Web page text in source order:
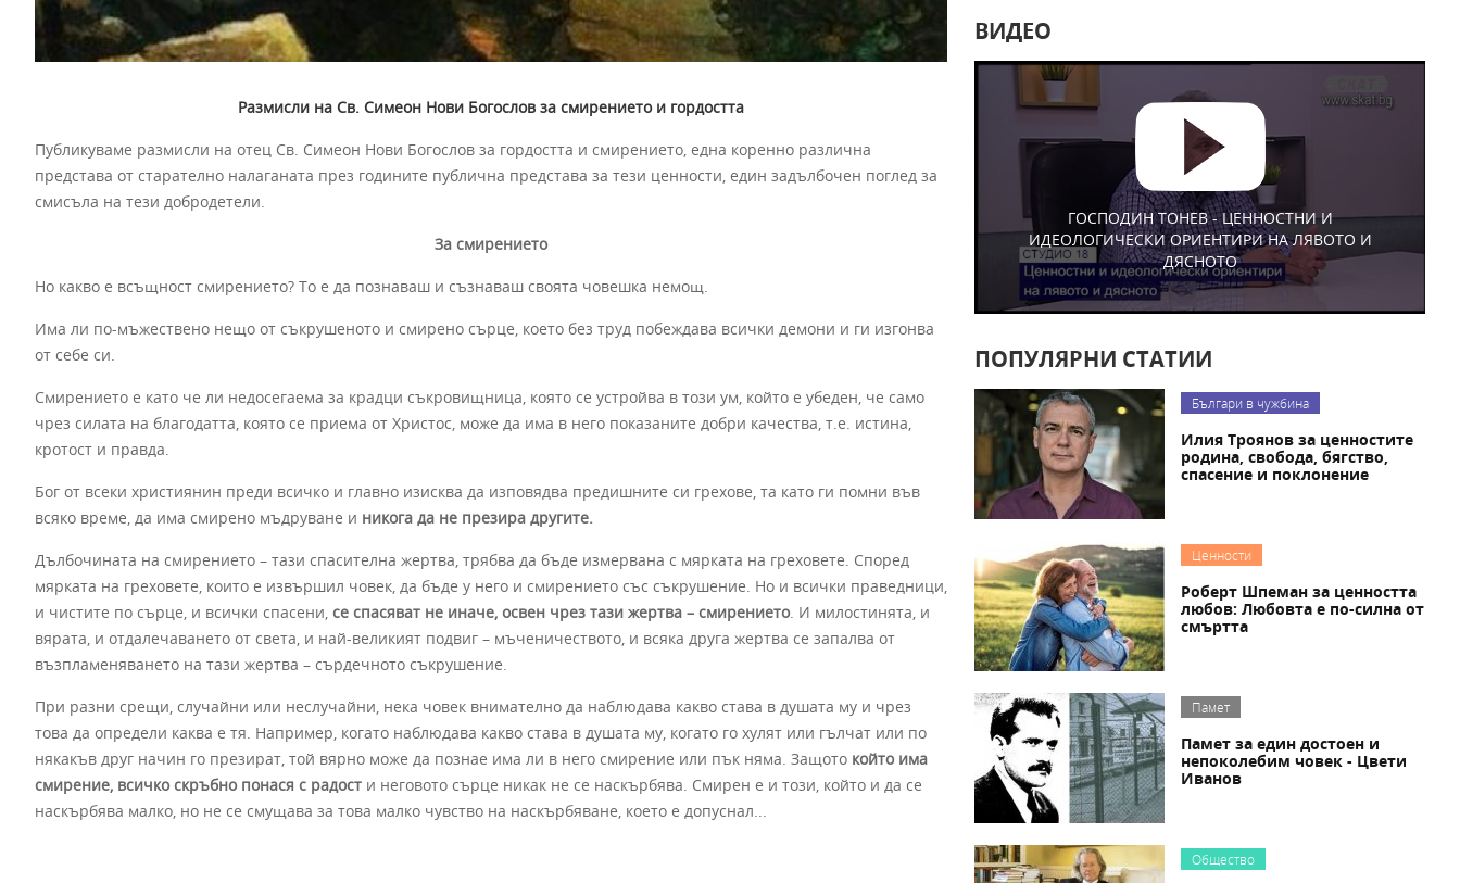
Размисли на Св. Симеон Нови Богослов за смирението и гордостта
Публикуваме размисли на отец Св. Симеон Нови Богослов за гордостта и смирението, една коренно различна
представа от старателно налаганата през годините публична представа за тези ценности, един задълбочен поглед за
смисъла на тези добродетели.
За смирението
Но какво е всъщност смирението? То е да познаваш и съзнаваш своята човешка немощ.
Има ли по-мъжествено нещо от съкрушеното и смирено сърце, което без труд побеждава всички демони и ги изгонва
от себе си.
Смирението е като че ли недосегаема за крадци съкровищница, която се устройва в този ум, който е убеден, че само
чрез силата на благодатта, която се приема от Христос, може да има в него показаните добри качества, т.е. истина,
кротост и правда.
Бог от всеки християнин преди всичко и главно изисква да изповядва предишните си грехове, та като ги помни във
всяко време, да има смирено мъдруване и никога да не презира другите.
Дълбочината на смирението – тази спасителна жертва, трябва да бъде измервана с мярката на греховете. Според
мярката на греховете, които е извършил човек, да бъде у него и смирението със съкрушение. Но и всички праведници,
и чистите по сърце, и всички спасени, се спасяват не иначе, освен чрез тази жертва – смирението. И милостинята, и
вярата, и отдалечаването от света, и най-великият подвиг – мъченичеството, и всяка друга жертва се запалва от
възпламеняването на тази жертва – сърдечното съкрушение.
При разни срещи, случайни или неслучайни, нека човек внимателно да наблюдава какво става в душата му и чрез
това да определи каква е тя. Например, когато наблюдава какво става в душата му, когато го хулят или гълчат или по
някакъв друг начин го презират, той вярно може да познае има ли в него смирение или пък няма. Защото който има
смирение, всичко скръбно понася с радост и неговото сърце никак не се наскърбява. Смирен е и този, който и да се
наскърбява малко, но не се смущава за това малко чувство на наскърбяване, което е допуснал...
ВИДЕО
ГОСПОДИН ТОНЕВ - ЦЕННОСТНИ И
ИДЕОЛОГИЧЕСКИ ОРИЕНТИРИ НА ЛЯВОТО И
ДЯСНОТО
ПОПУЛЯРНИ СТАТИИ
Българи в чужбина
Илия Троянов за ценностите
родина, свобода, бягство,
спасение и поклонение
Ценности
Роберт Шпеман за ценността
любов: Любовта е по-силна от
смъртта
Памет
Памет за един достоен и
непоколебим човек - Цвети
Иванов
Общество